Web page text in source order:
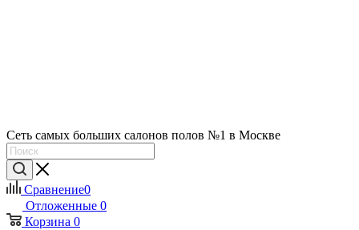
Сеть самых больших салонов полов №1 в Москве
Сравнение0
Отложенные 0
Корзина 0